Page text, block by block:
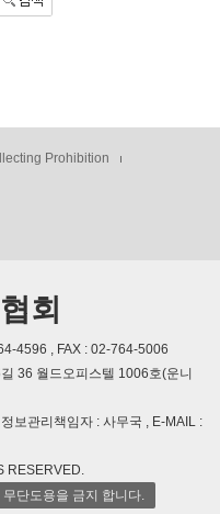
Prohibition
회
4596 , FAX : 02-764-5006
36 월드오피스텔 1006호(운니
보관리책임자 : 사무국 , E-MAIL :
RESERVED.
단도용을 금지 합니다.